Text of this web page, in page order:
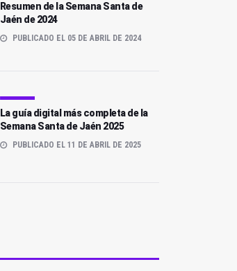
Resumen de la Semana Santa de
Jaén de 2024
PUBLICADO EL 05 DE ABRIL DE 2024
La guía digital más completa de la
Semana Santa de Jaén 2025
PUBLICADO EL 11 DE ABRIL DE 2025